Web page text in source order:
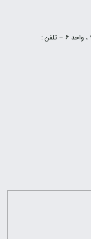
تهران : آیت اله کاشانی، اباذر، نبش شالی، پلاک ۹ ، واحد ۶ – تلفن :